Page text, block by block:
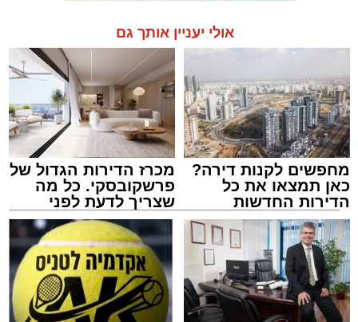
אולי יעניין אותך גם
מחפשים לקנות דירה?
כאן תמצאו את כל
הדירות החדשות
למכירה באשדוד >>>
מכרז הדירות הגדול של
פרשקובסקי. כל מה
שצריך לדעת לפני
שמגישים הצעה לדירה
באשדוד